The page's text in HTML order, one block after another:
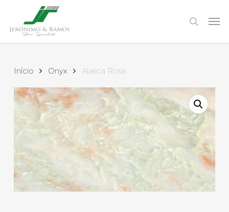
main
content
search
Início Onyx Alasca Rosa